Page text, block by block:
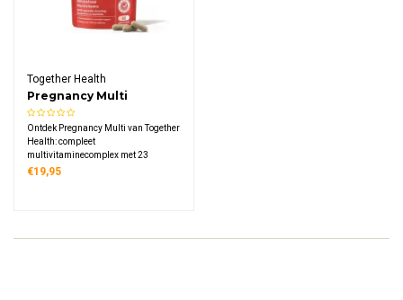
Together Health
Pregnancy Multi
Ontdek Pregnancy Multi van Together
Health: compleet
multivitaminecomplex met 23
natuurlijke vitamines en mineralen,
€19,95